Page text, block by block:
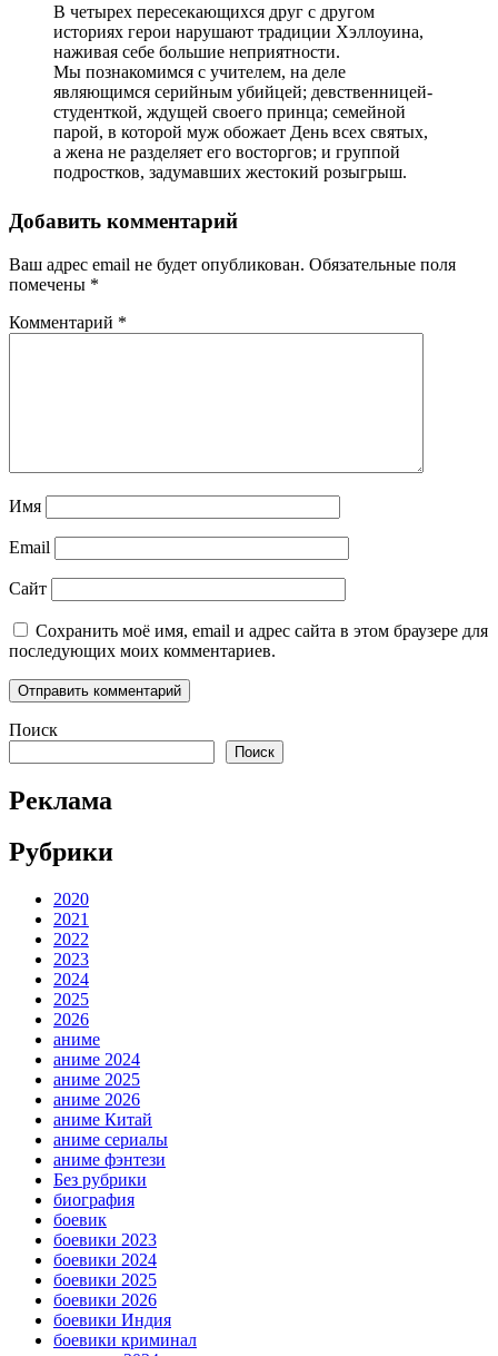
В четырех пересекающихся друг с другом
историях герои нарушают традиции Хэллоуина,
наживая себе большие неприятности.
Мы познакомимся с учителем, на деле
являющимся серийным убийцей; девственницей-
студенткой, ждущей своего принца; семейной
парой, в которой муж обожает День всех святых,
а жена не разделяет его восторгов; и группой
подростков, задумавших жестокий розыгрыш.
Добавить комментарий
Ваш адрес email не будет опубликован. Обязательные поля
помечены *
Комментарий *
Имя
Email
Сайт
Сохранить моё имя, email и адрес сайта в этом браузере для
последующих моих комментариев.
Поиск
Поиск
Реклама
Рубрики
2020
2021
2022
2023
2024
2025
2026
аниме
аниме 2024
аниме 2025
аниме 2026
аниме Китай
аниме сериалы
аниме фэнтези
Без рубрики
биография
боевик
боевики 2023
боевики 2024
боевики 2025
боевики 2026
боевики Индия
боевики криминал